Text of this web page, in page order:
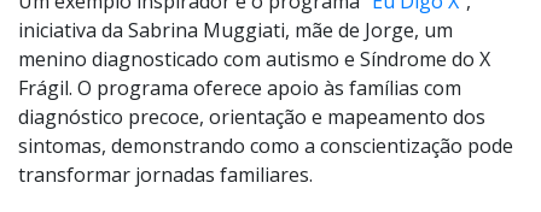
Clínicada Genial Care.
Iniciativas que fazem a diferença
Um exemplo inspirador é o programa"Eu Digo X",
iniciativa da Sabrina Muggiati, mãe de Jorge, um
menino diagnosticado com autismo e Síndrome do X